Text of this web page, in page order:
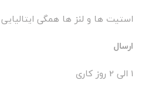
استیت ها و لنز ها همگی
ارسال
1 الی 2 روز کاری